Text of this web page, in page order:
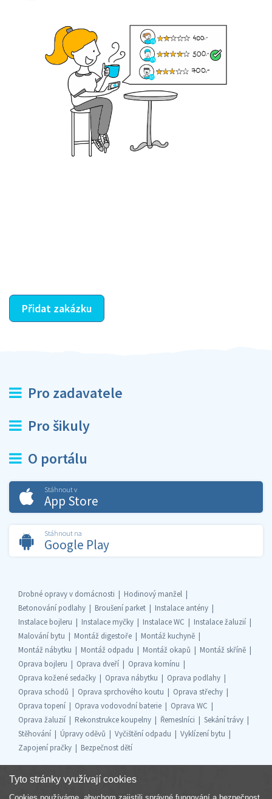
Přidat zakázku
Pro zadavatele
Pro šikuly
O portálu
Stáhnout v
App Store
Stáhnout na
Google Play
Drobné opravy v domácnosti
Hodinový manžel
Betonování podlahy
Broušení parket
Instalace antény
Instalace bojleru
Instalace myčky Instalace WC
Instalace žaluzií
Malování bytu
Montáž digestoře
Montáž kuchyně
Montáž nábytku
Montáž odpadu Montáž okapů
Montáž skříně
Oprava bojleru
Oprava dveří
Oprava komínu
Oprava kožené sedačky
Oprava nábytku
Oprava podlahy
Oprava schodů
Oprava sprchového koutu
Oprava střechy
Oprava topení
Oprava vodovodní baterie
Oprava WC
Oprava žaluzií
Rekonstrukce koupelny Řemeslníci
Sekání trávy
Stěhování
Úpravy oděvů Vyčištění odpadu
Vyklízení bytu
Zapojení pračky
Bezpečnost dětí
Tyto stránky využívají cookies